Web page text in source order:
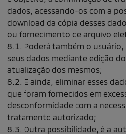
dados, acessando-os com a
download da cópia desses
ou fornecimento de arquivo
8.1. Poderá também o usuário,
seus dados mediante edição
atualização dos mesmos;
8.2. E ainda, eliminar esses
que foram fornecidos em
desconformidade com a
tratamento autorizado;
8.3. Outra possibilidade, é a